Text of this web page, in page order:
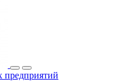
предприятий